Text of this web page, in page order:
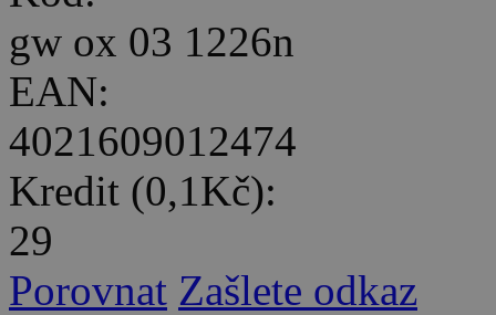
gw ox 03 1226n
EAN:
4021609012474
Kredit (0,1Kč):
29
Porovnat Zašlete odkaz